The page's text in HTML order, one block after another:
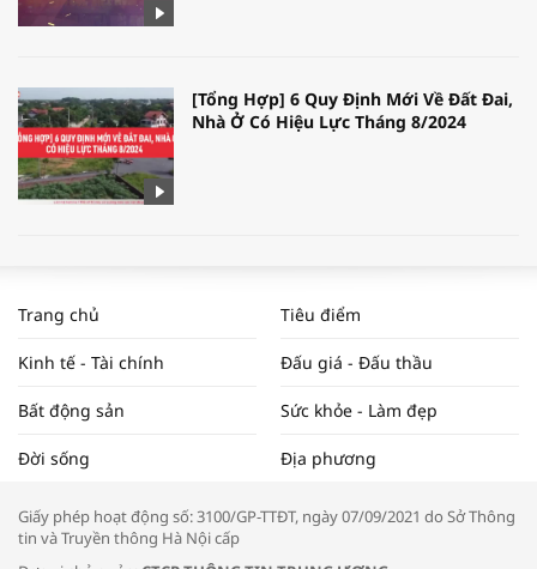
[Tổng Hợp] 6 Quy Định Mới Về Đất Đai,
Nhà Ở Có Hiệu Lực Tháng 8/2024
NAM NĂM 2024 VÀ NĂM 2025 | NHỊP
ĐẬP THỊ TRƯỜNG #62
Tọa đàm “Xúc tiến thương mại: Khơi
Trang chủ Tiêu điểm
Kinh tế - Tài chính Đấu giá - Đấu thầu
Bất động sản Sức khỏe - Làm đẹp
Đời sống Địa phương
Giấy phép hoạt động số: 3100/GP-TTĐT, ngày 07/09/2021 do Sở Thông
tin và Truyền thông Hà Nội cấp